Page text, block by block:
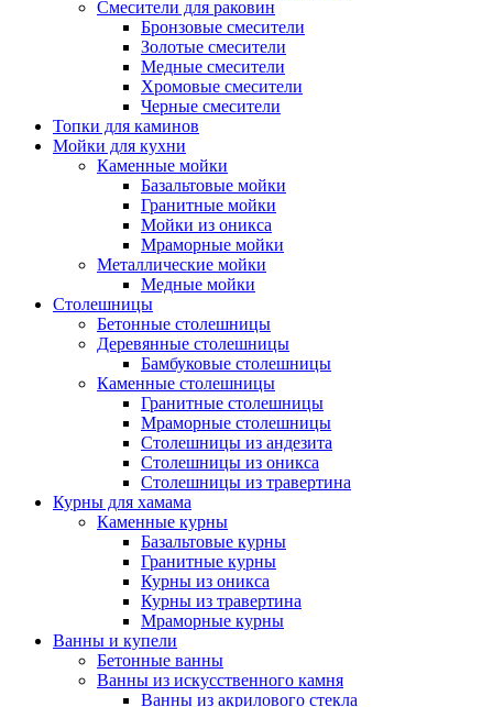
Смесители для раковин
Бронзовые смесители
Золотые смесители
Медные смесители
Хромовые смесители
Черные смесители
Топки для каминов
Мойки для кухни
Каменные мойки
Базальтовые мойки
Гранитные мойки
Мойки из оникса
Мраморные мойки
Металлические мойки
Медные мойки
Столешницы
Бетонные столешницы
Деревянные столешницы
Бамбуковые столешницы
Каменные столешницы
Гранитные столешницы
Мраморные столешницы
Столешницы из андезита
Столешницы из оникса
Столешницы из травертина
Курны для хамама
Каменные курны
Базальтовые курны
Гранитные курны
Курны из оникса
Курны из травертина
Мраморные курны
Ванны и купели
Бетонные ванны
Ванны из искусственного камня
Ванны из акрилового стекла